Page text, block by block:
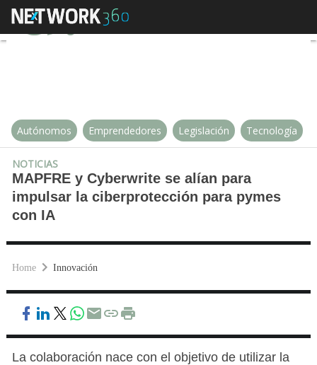
MAPFRE y Cyberwrite se alían
Autónomos Emprendedores Legislación Tecnología
NOTICIAS
MAPFRE y Cyberwrite se alían para
impulsar la ciberprotección para pymes
con IA
Home Innovación
La colaboración nace con el objetivo de utilizar la